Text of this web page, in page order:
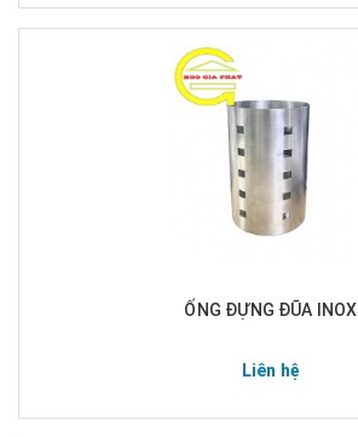
ỐNG ĐỰNG ĐŨA INOX
Liên hệ